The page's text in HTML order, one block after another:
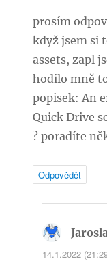
prosím
když jsem si
assets, zapl
hodilo mně
popisek: An
Quick Drive
? poradíte
Odpovědět
14.1.2022